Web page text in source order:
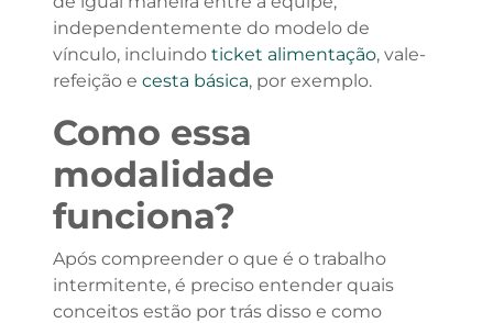
independentemente do modelo de
vínculo, incluindo ticket alimentação, vale-
refeição e cesta básica, por exemplo.
Como essa
modalidade
funciona?
Após compreender o que é o trabalho
intermitente, é preciso entender quais
conceitos estão por trás disso e como